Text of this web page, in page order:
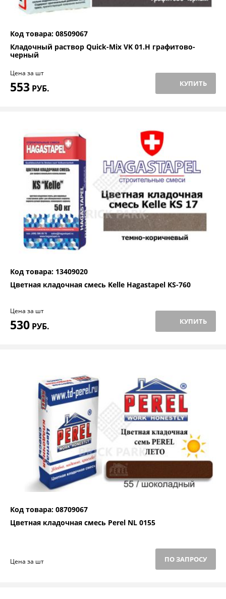
Код товара: 08509067
Кладочный раствор Quick-Mix VK 01.H графитово-
черный
Цена за шт
553 РУБ. КУПИТЬ
Код товара: 13409020
Цветная кладочная смесь Kelle Hagastapel KS-760
Цена за шт
530 РУБ. КУПИТЬ
Код товара: 08709067
Цветная кладочная смесь Perel NL 0155
Цена за шт ПО ЗАПРОСУ